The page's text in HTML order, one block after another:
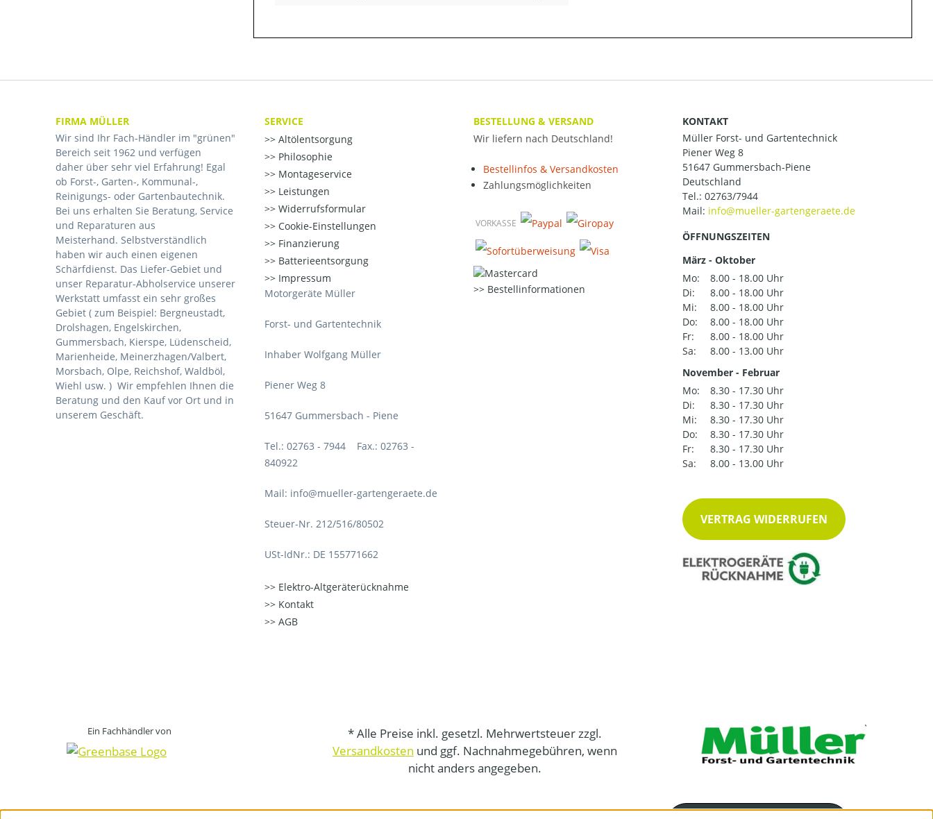
FIRMA MÜLLER
Wir sind Ihr Fach-Händler im "grünen"
Bereich seit 1962 und verfügen
daher über sehr viel Erfahrung! Egal
ob Forst-, Garten-, Kommunal-,
Reinigungs- oder Gartenbautechnik.
Bei uns erhalten Sie Beratung, Service
und Reparaturen aus
Meisterhand. Selbstverständlich
haben wir auch einen eigenen
Schärfdienst. Das Liefer-Gebiet und
unser Reparatur-Abholservice unserer
Werkstatt umfasst ein sehr großes
Gebiet ( zum Beispiel: Bergneustadt,
Drolshagen, Engelskirchen,
Gummersbach, Kierspe, Lüdenscheid,
Marienheide, Meinerzhagen/Valbert,
Morsbach, Olpe, Reichshof, Waldböl,
Wiehl usw. ) Wir empfehlen Ihnen die
Beratung und den Kauf vor Ort und in
unserem Geschäft.
SERVICE
Altölentsorgung
Philosophie
Montageservice
Leistungen
Widerrufsformular
Cookie-Einstellungen
Finanzierung
Batterieentsorgung
Impressum
Motorgeräte Müller
Forst- und Gartentechnik
Inhaber Wolfgang Müller
Piener Weg 8
51647 Gummersbach - Piene
Tel.: 02763 - 7944 Fax.: 02763 -
840922
Mail: info@mueller-gartengeraete.de
Steuer-Nr. 212/516/80502
USt-IdNr.: DE 155771662
Elektro-Altgeräterücknahme
Kontakt
AGB
BESTELLUNG & VERSAND
Wir liefern nach Deutschland!
Bestellinfos & Versandkosten
Zahlungsmöglichkeiten
VORKASSE
Bestellinformationen
KONTAKT
Müller Forst- und Gartentechnick
Piener Weg 8
51647 Gummersbach-Piene
Deutschland
Tel.: 02763/7944
Mail:
ÖFFNUNGSZEITEN
März - Oktober
Mo:
8.00 - 18.00 Uhr
Di:
8.00 - 18.00 Uhr
Mi:
8.00 - 18.00 Uhr
Do:
8.00 - 18.00 Uhr
Fr:
8.00 - 18.00 Uhr
Sa:
8.00 - 13.00 Uhr
November - Februar
Mo:
8.30 - 17.30 Uhr
Di:
8.30 - 17.30 Uhr
Mi:
8.30 - 17.30 Uhr
Do:
8.30 - 17.30 Uhr
Fr:
8.30 - 17.30 Uhr
Sa:
8.00 - 13.00 Uhr
VERTRAG WIDERRUFEN
Ein Fachhändler von
* Alle Preise inkl. gesetzl. Mehrwertsteuer zzgl.
Versandkosten und ggf. Nachnahmegebühren, wenn
nicht anders angegeben.